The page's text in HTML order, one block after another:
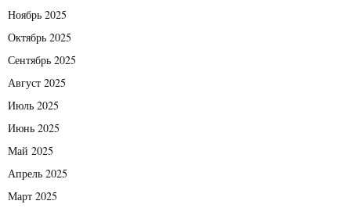
Ноябрь 2025
Октябрь 2025
Сентябрь 2025
Август 2025
Июль 2025
Июнь 2025
Май 2025
Апрель 2025
Март 2025